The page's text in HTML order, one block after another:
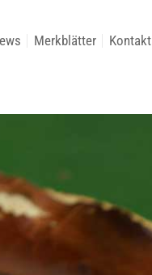
Merkblätter Kontakt